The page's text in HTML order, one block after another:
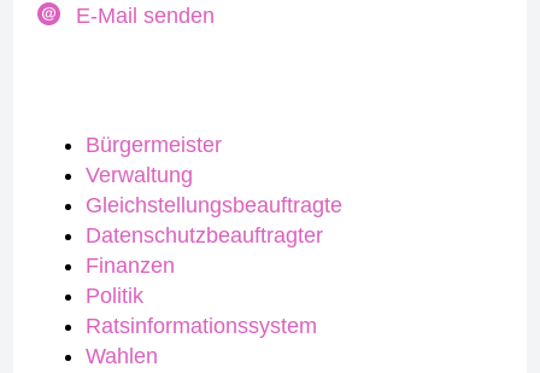
Bürgermeister
Verwaltung
Gleichstellungsbeauftragte
Datenschutzbeauftragter
Finanzen
Politik
Ratsinformationssystem
Wahlen
E-Mail senden